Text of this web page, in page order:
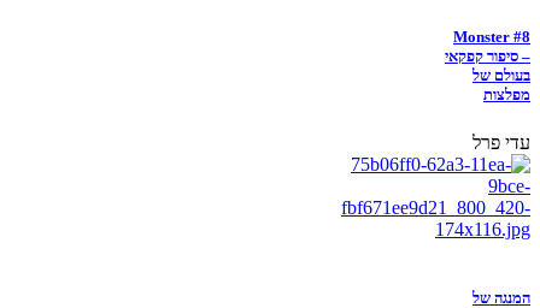
Monster #8
– סיפור קפקאי
בעולם של
מפלצות
עדי פרל
המנגה של